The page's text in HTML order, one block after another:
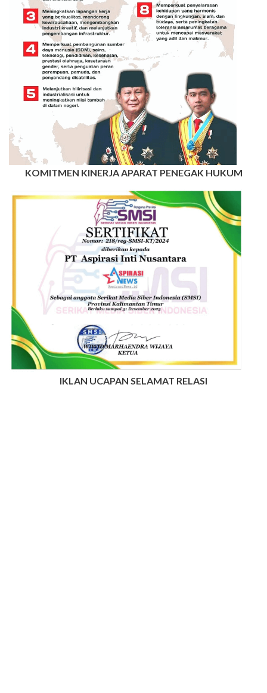
KOMITMEN KINERJA APARAT PENEGAK HUKUM
IKLAN UCAPAN SELAMAT RELASI